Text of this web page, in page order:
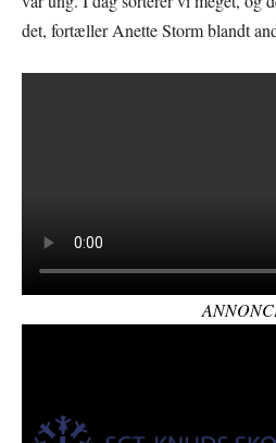
det, fortæller Anette Storm blandt